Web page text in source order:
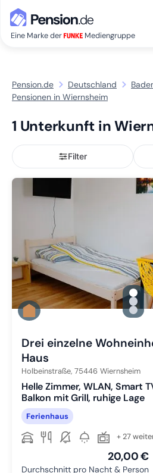
Eine Marke der Mediengruppe
Pension.de Deutschland
Pensionen in Wiernsheim
1 Unterkunft in
Filter
Zu
Zu
Zu
Drei einzelne
Haus
Holbeinstraße, 75446 Wiernsheim
Helle Zimmer, WLAN, Smart
Balkon mit Grill, ruhige Lage
Ferienhaus
+ 27
20,00 €
Durchschnitt pro Nacht & Person